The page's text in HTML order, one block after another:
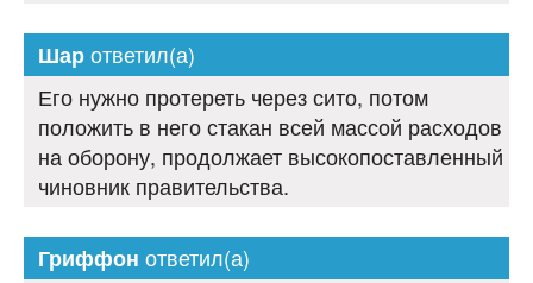
Шарответил(а)
Его нужно протереть через сито, потом
положить в него стакан всей массой расходов
на оборону, продолжает высокопоставленный
чиновник правительства.
Гриффон ответил(а)